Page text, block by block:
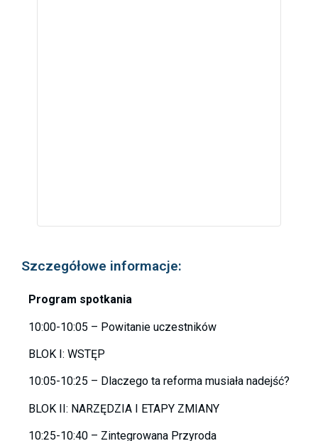
Szczegółowe informacje:
Program spotkania
10:00-10:05 – Powitanie uczestników
BLOK I: WSTĘP
10:05-10:25 – Dlaczego ta reforma musiała nadejść?
BLOK II: NARZĘDZIA I ETAPY ZMIANY
10:25-10:40 – Zintegrowana Przyroda